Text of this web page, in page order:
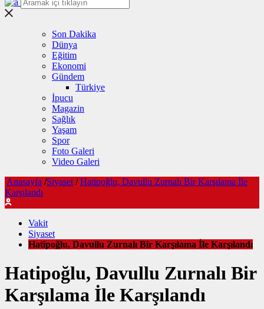
Son Dakika
Dünya
Eğitim
Ekonomi
Gündem
Türkiye
İpucu
Magazin
Sağlık
Yaşam
Spor
Foto Galeri
Video Galeri
Anasayfa /Siyaset / Hatipoğlu, Davullu Zurnalı Bir Karşılama İle
Karşılandı
Vakit
Siyaset
Hatipoğlu, Davullu Zurnalı Bir Karşılama İle Karşılandı
Hatipoğlu, Davullu Zurnalı Bir
Karşılama İle Karşılandı